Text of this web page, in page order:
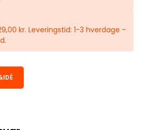
kr. Leveringstid: 1-3 hverdage -